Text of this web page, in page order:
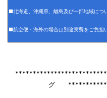
■北海道、沖縄県、離島及び一部地域につ
■航空便・海外の場合は別途実費をご負担
グ